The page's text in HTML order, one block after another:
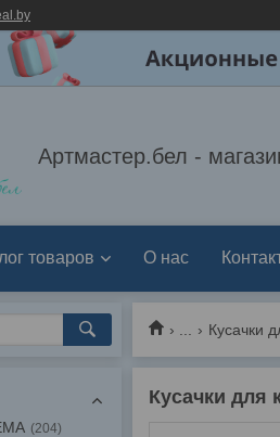
Артмастер.бел -
товаров О нас
Кусачки
Кусачки для
204